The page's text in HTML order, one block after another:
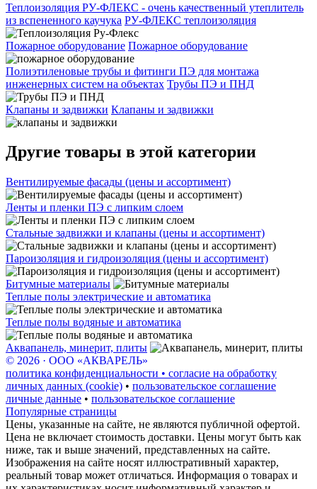
Теплоизоляция РУ-ФЛЕКС - очень качественный утеплитель
из вспененного каучука РУ-ФЛЕКС теплоизоляция
Пожарное оборудование Пожарное оборудование
Полиэтиленовые трубы и фитинги ПЭ для монтажа
инженерных систем на объектах Трубы ПЭ и ПНД
Клапаны и задвижки Клапаны и задвижки
Другие товары в этой категории
Вентилируемые фасады (цены и ассортимент)
Ленты и пленки ПЭ с липким слоем
Стальные задвижки и клапаны (цены и ассортимент)
Пароизоляция и гидроизоляция (цены и ассортимент)
Битумные материалы
Теплые полы электрические и автоматика
Теплые полы водяные и автоматика
Аквапанель, минерит, плиты
© 2026 · ООО «АКВАРЕЛЬ»
политика конфиденциальности • согласие на обработку
личных данных (cookie) • пользовательское соглашение
личные данные • пользовательское соглашение
Популярные страницы
Цены, указанные на сайте, не являются публичной офертой.
Цена не включает стоимость доставки. Цены могут быть как
ниже, так и выше значений, представленных на сайте.
Изображения на сайте носят иллюстративный характер,
реальный товар может отличаться. Информация о товарах и